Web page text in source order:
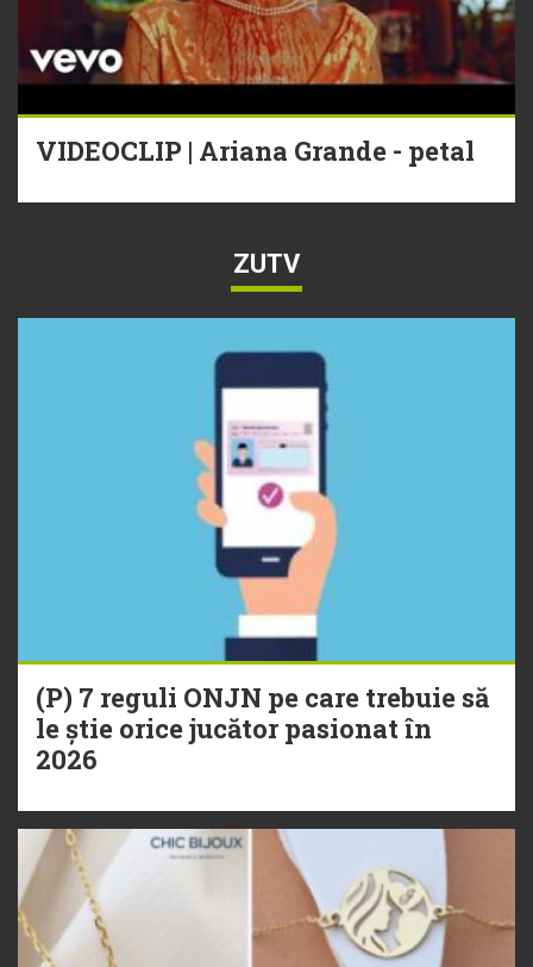
VIDEOCLIP | Ariana Grande - petal
ZUTV
(P) 7 reguli ONJN pe care trebuie să
le știe orice jucător pasionat în
2026